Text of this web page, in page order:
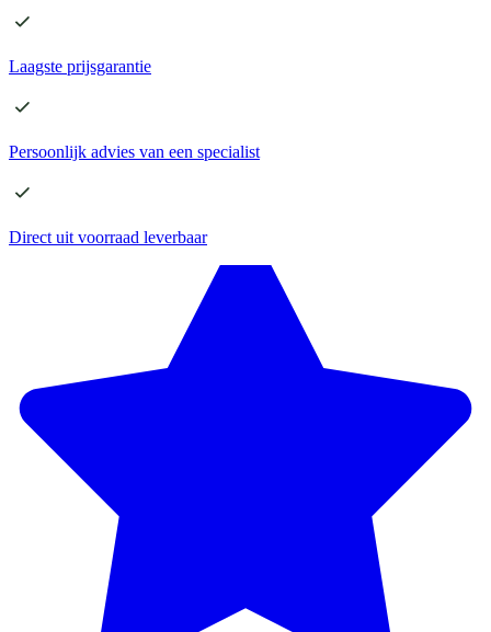
Laagste prijsgarantie
Persoonlijk advies van een specialist
Direct uit voorraad leverbaar